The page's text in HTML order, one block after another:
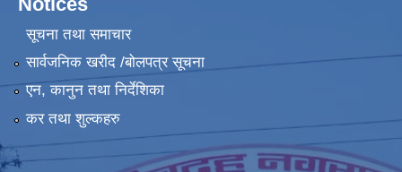
सूचना तथा समाचार
सार्वजनिक खरीद /बोलपत्र सूचना
एन, कानुन तथा निर्देशिका
कर तथा शुल्कहरु